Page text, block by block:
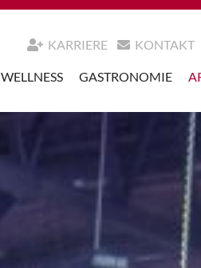
KARRIERE KONTAKT
WELLNESS GASTRONOMIE